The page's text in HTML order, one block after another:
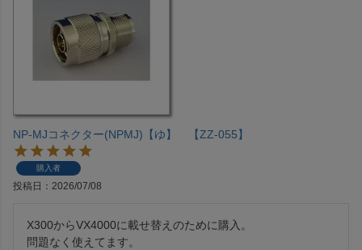
NP-MJコネクター(NPMJ)【ゆ】 【ZZ-055】
購入者
投稿日 2026/07/08
X300からVX4000に載せ替えのために購入。
問題なく使えてます。